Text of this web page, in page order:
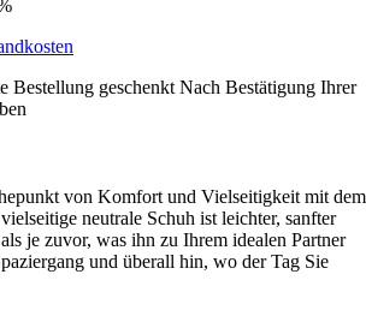
Bestellung geschenkt Nach Bestätigung Ihrer
von Komfort und Vielseitigkeit mit dem
neutrale Schuh ist leichter, sanfter
je zuvor, was ihn zu Ihrem idealen Partner
und überall hin, wo der Tag Sie